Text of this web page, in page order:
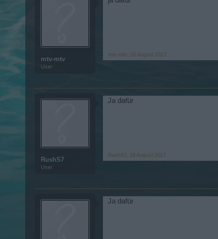
mtv-mtv
User
mtv-mtv 16 August 2017
RushS7
User
Ja dafür
RushS7 16 August 2017
Ja dafür